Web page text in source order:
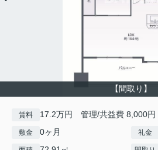
【間取り】
賃料 17.2万円 管理/共益費 8,000円
敷金 0ヶ月 礼金